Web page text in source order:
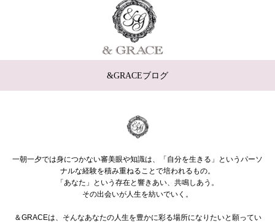
&GRACEブログ
一朝一夕では身につかない審美眼や知識は、「自分を生きる」というパーソ
ナルな経験を積み重ねることで培われるもの。
「あなた」という存在と響きあい、共鳴しあう。
その出会いが人生を紡いでいく。
＆GRACEは、そんなあなたの人生を豊かに彩る場所になりたいと願ってい